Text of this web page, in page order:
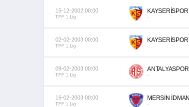
15-12-2002 00:00
TFF 1.Lig
KAYSERİSPOR
-
02-02-2003 00:00
TFF 1.Lig
KAYSERİSPOR
-
09-02-2003 00:00
TFF 1.Lig
ANTALYASPOR
-
16-02-2003 00:00
TFF 1.Lig
MERSİN
-